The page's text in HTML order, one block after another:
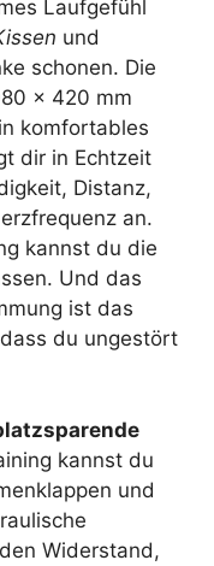
Laufgefühl
und
schonen. Die
x 420 mm
komfortables
dir in Echtzeit
Distanz,
an.
kannst du die
Und das
ist das
du ungestört
kannst du
und
Widerstand,